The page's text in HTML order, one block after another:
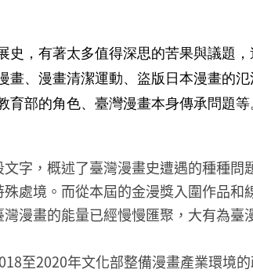
史，有著太多值得深思的苦果與議題
畫、漫畫清潔運動、盜版日本漫畫的
育部的角色、臺灣漫畫本身傳承問題等
字，概述了臺灣漫畫史遭遇的種種
處境。而從本屆的金漫獎入圍作品
漫畫的能量已經慢慢匯聚，大有為臺
至2020年文化部整備漫畫產業環境